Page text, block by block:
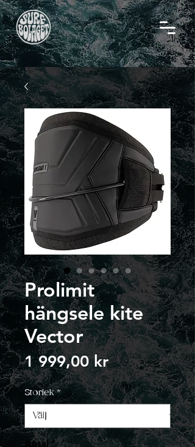
Prolimit
hängsele kite
Vector
1 999,00 krPris
Storlek *
Antal *